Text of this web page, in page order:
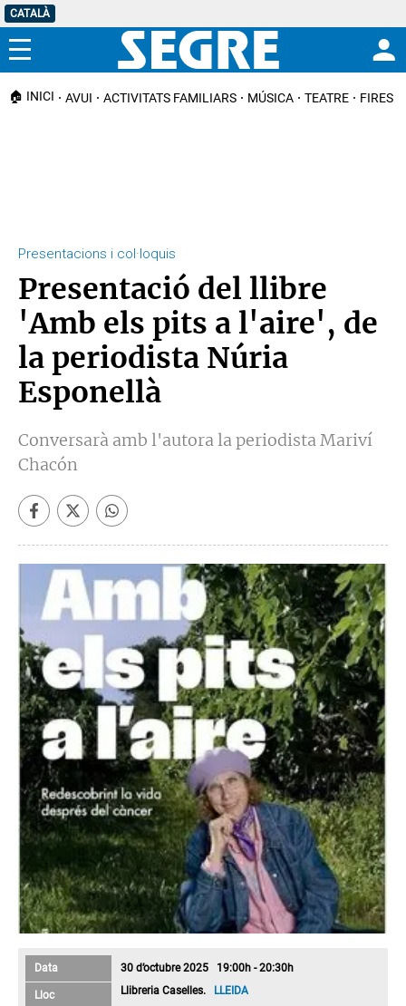
CATALÀ
Menú
🏠 INICI AVUI ACTIVITATS FAMILIARS MÚSICA TEATRE FIRES I
Presentacions i col·loquis
Presentació del llibre
'Amb els pits a l'aire', de
la periodista Núria
Esponellà
Conversarà amb l'autora la periodista Mariví
Chacón
Data 30 d’octubre 2025 19:00h - 20:30h
Lloc Llibreria Caselles. LLEIDA